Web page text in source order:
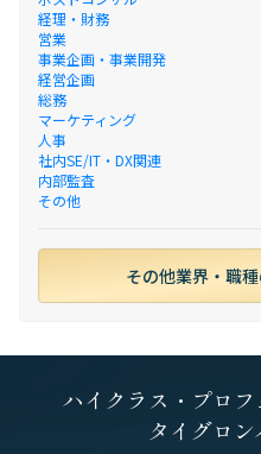
経理・財務
営業
事業企画・事業開発
経営企画
総務
マーケティング
人事
社内SE/IT・DX関連
内部監査
その他
その他業界・職
ハイクラス・プロ
タイグロ